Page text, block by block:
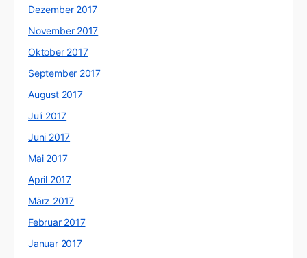
Dezember 2017
November 2017
Oktober 2017
September 2017
August 2017
Juli 2017
Juni 2017
Mai 2017
April 2017
März 2017
Februar 2017
Januar 2017